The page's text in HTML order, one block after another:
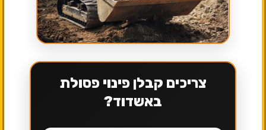
צריכים קבלן פינוי פסולת
באשדוד?